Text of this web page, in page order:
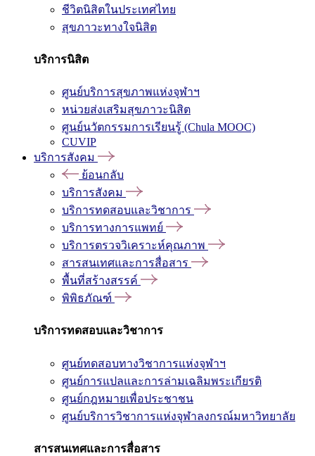
ชีวิตนิสิตในประเทศไทย
สุขภาวะทางใจนิสิต
บริการนิสิต
ศูนย์บริการสุขภาพแห่งจุฬาฯ
หน่วยส่งเสริมสุขภาวะนิสิต
ศูนย์นวัตกรรมการเรียนรู้ (Chula MOOC)
CUVIP
บริการสังคม
ย้อนกลับ
บริการสังคม
บริการทดสอบและวิชาการ
บริการทางการแพทย์
บริการตรวจวิเคราะห์คุณภาพ
สารสนเทศและการสื่อสาร
พื้นที่สร้างสรรค์
พิพิธภัณฑ์
บริการทดสอบและวิชาการ
ศูนย์ทดสอบทางวิชาการแห่งจุฬาฯ
ศูนย์การแปลและการล่ามเฉลิมพระเกียรติ
ศูนย์กฎหมายเพื่อประชาชน
ศูนย์บริการวิชาการแห่งจุฬาลงกรณ์มหาวิทยาลัย
สารสนเทศและการสื่อสาร